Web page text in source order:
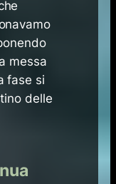
messa
fase si
delle